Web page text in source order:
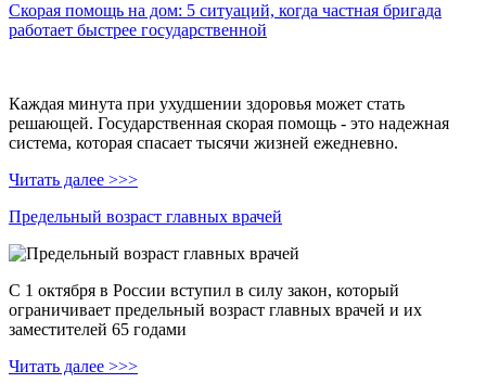
Скорая помощь на дом: 5 ситуаций, когда частная бригада
работает быстрее государственной
Каждая минута при ухудшении здоровья может стать
решающей. Государственная скорая помощь - это надежная
система, которая спасает тысячи жизней ежедневно.
Читать далее >>>
Предельный возраст главных врачей
С 1 октября в России вступил в силу закон, который
ограничивает предельный возраст главных врачей и их
заместителей 65 годами
Читать далее >>>